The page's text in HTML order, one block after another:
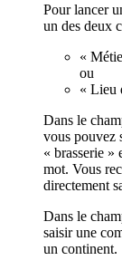
Pour lancer
un des deux
«
ou
« Lieu
Dans le
vous pouvez
« brasserie »
mot. Vous
directement
Dans le
saisir une
un continent.